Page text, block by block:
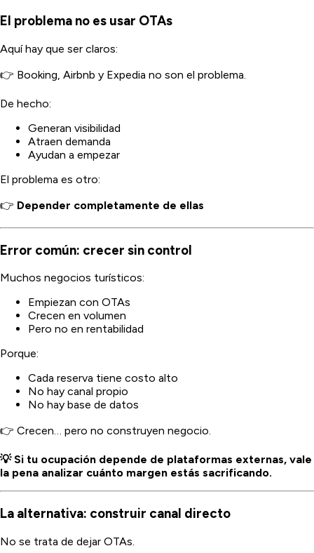
El problema no es usar OTAs
Aquí hay que ser claros:
👉 Booking, Airbnb y Expedia no son el problema.
De hecho:
Generan visibilidad
Atraen demanda
Ayudan a empezar
El problema es otro:
👉 Depender completamente de ellas
Error común: crecer sin control
Muchos negocios turísticos:
Empiezan con OTAs
Crecen en volumen
Pero no en rentabilidad
Porque:
Cada reserva tiene costo alto
No hay canal propio
No hay base de datos
👉 Crecen… pero no construyen negocio.
💡 Si tu ocupación depende de plataformas externas, vale
la pena analizar cuánto margen estás sacrificando.
La alternativa: construir canal directo
No se trata de dejar OTAs.